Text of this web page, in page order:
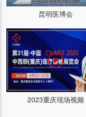
昆明医博会
2023重庆现场视频